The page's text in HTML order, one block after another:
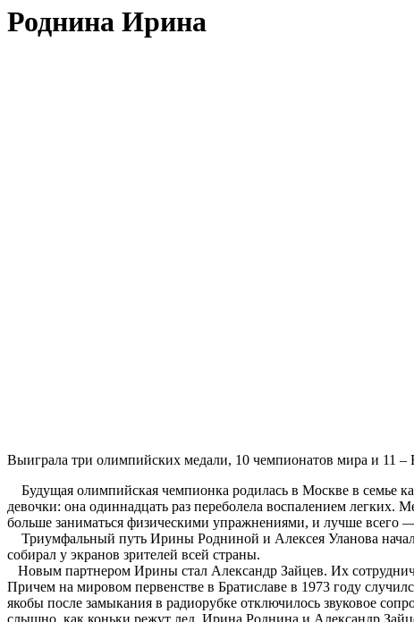
Роднина Ирина
Выиграла три олимпийских медали, 10 чемпионатов мира и 11 –
Будущая олимпийская чемпионка родилась в Москве в семье
девочки: она одиннадцать раз переболела воспалением легких.
больше заниматься физическими упражнениями, и лучше всего
Триумфальный путь Ирины Родниной и Алексея Уланова
собирал у экранов зрителей всей страны.
Новым партнером Ирины стал Александр Зайцев. Их
Причем на мировом первенстве в Братиславе в 1973 году
якобы после замыкания в радиорубке отключилось звуковое
слышно, как коньки режут лед. Ирина Роднина и Александр